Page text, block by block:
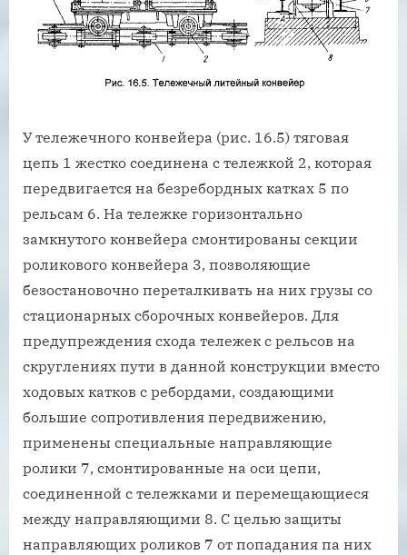
У тележечного конвейера (рис. 16.5) тяговая
цепь 1 жестко соединена с тележкой 2, которая
передвигается на безребордных катках 5 по
рельсам 6. На тележке горизонтально
замкнутого конвейера смонтированы секции
роликового конвейера 3, позволяющие
безостановочно переталкивать на них грузы со
стационарных сборочных конвейеров. Для
предупреждения схода тележек с рельсов на
скруглениях пути в данной конструкции вместо
ходовых катков с ребордами, создающими
большие сопротивления передвижению,
применены специальные направляющие
ролики 7, смонтированные на оси цепи,
соединенной с тележками и перемещающиеся
между направляющими 8. С целью защиты
направляющих роликов 7 от попадания па них